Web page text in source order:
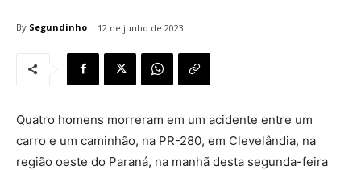
By Segundinho 12 de junho de 2023
Quatro homens morreram em um acidente entre um
carro e um caminhão, na PR-280, em Clevelândia, na
região oeste do Paraná, na manhã desta segunda-feira